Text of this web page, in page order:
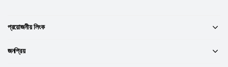
প্রয়োজনীয় লিংক
জনপ্রিয়